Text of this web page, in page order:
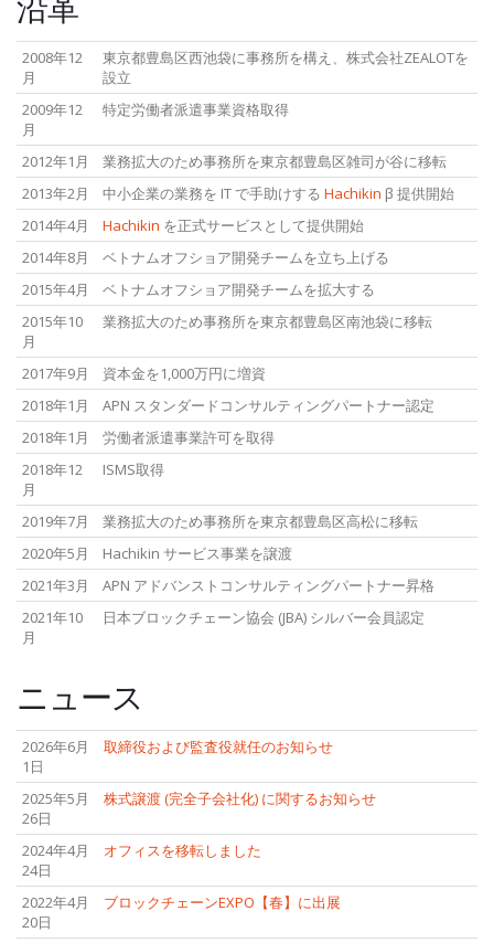
2008年12
月
東京都豊島区西池袋に事務所を構え、株式会社ZEALOTを
設立
2009年12
月
特定労働者派遣事業資格取得
2012年1月
業務拡大のため事務所を東京都豊島区雑司が谷に移転
2013年2月
中小企業の業務を IT で手助けする Hachikin β 提供開始
2014年4月
Hachikin を正式サービスとして提供開始
2014年8月
ベトナムオフショア開発チームを立ち上げる
2015年4月
ベトナムオフショア開発チームを拡大する
2015年10
月
業務拡大のため事務所を東京都豊島区南池袋に移転
2017年9月
資本金を1,000万円に増資
2018年1月
APN スタンダードコンサルティングパートナー認定
2018年1月
労働者派遣事業許可を取得
2018年12
月
ISMS取得
2019年7月
業務拡大のため事務所を東京都豊島区高松に移転
2020年5月
Hachikin サービス事業を譲渡
2021年3月
APN アドバンストコンサルティングパートナー昇格
2021年10
月
日本ブロックチェーン協会 (JBA) シルバー会員認定
ニュース
2026年6月
1日
取締役および監査役就任のお知らせ
2025年5月
26日
株式譲渡 (完全子会社化) に関するお知らせ
2024年4月
24日
オフィスを移転しました
2022年4月
20日
ブロックチェーンEXPO【春】に出展